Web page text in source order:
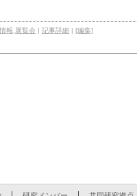
報 展覧会 | 記事詳細 | [編集]